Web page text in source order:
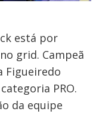
está por
grid. Campeã
Figueiredo
PRO.
da equipe